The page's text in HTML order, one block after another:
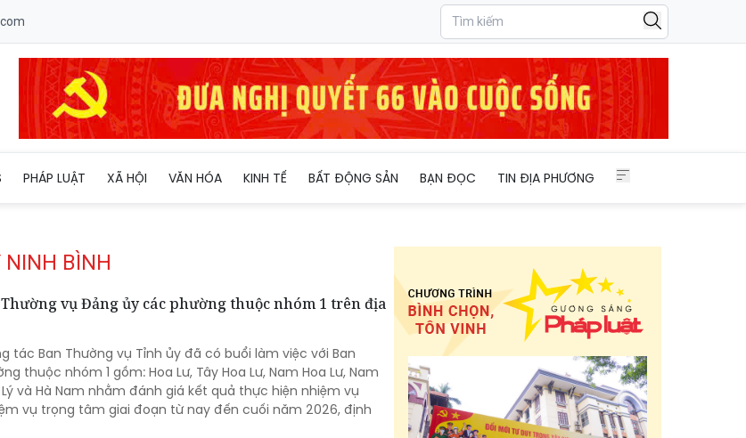
PHÁP LUẬT XÃ HỘI VĂN HÓA KINH TẾ BẤT ĐỘNG SẢN BẠN ĐỌC TIN ĐỊA PHƯƠNG
BÌNH
vụ Đảng ủy các phường thuộc nhóm 1 trên địa
tác Ban Thường vụ Tỉnh ủy đã có buổi làm việc với Ban
thuộc nhóm 1 gồm: Hoa Lư, Tây Hoa Lư, Nam Hoa Lư, Nam
Lý và Hà Nam nhằm đánh giá kết quả thực hiện nhiệm vụ
vụ trọng tâm giai đoạn từ nay đến cuối năm 2026, định